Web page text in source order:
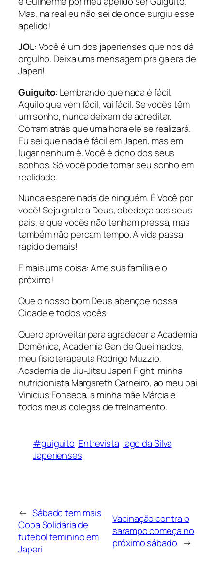
Mas, na real eu não sei de onde surgiu esse
apelido!
JOL: Você é um dos japerienses que nos dá
orgulho. Deixa uma mensagem pra galera de
Japeri!
Guiguito: Lembrando que nada é fácil.
Aquilo que vem fácil, vai fácil. Se vocês têm
um sonho, nunca deixem de acreditar.
Corram atrás que uma hora ele se realizará.
Eu sei que nada é fácil em Japeri, mas em
lugar nenhum é. Você é dono dos seus
sonhos. Só você pode tornar seu sonho em
realidade.
Nunca espere nada de ninguém. É Você por
você! Seja grato a Deus, obedeça aos seus
pais, e que vocês não tenham pressa, mas
também não percam tempo. A vida passa
rápido demais!
E mais uma coisa: Ame sua família e o
próximo!
Que o nosso bom Deus abençoe nossa
Cidade e todos vocês!
Quero aproveitar para agradecer a Academia
Domênica, Academia Gan de Queimados,
meu fisioterapeuta Rodrigo Muzzio,
Academia de Jiu-Jitsu Japeri Fight, minha
nutricionista Margareth Carneiro, ao meu pai
Vinicius Fonseca, a minha mãe Márcia e
todos meus colegas de treinamento.
#guiguito Entrevista Iago da Silva
Japerienses
← Sábado tem mais
Copa Solidária de
futebol feminino em
Japeri
Vacinação contra o
sarampo começa no
próximo sábado →